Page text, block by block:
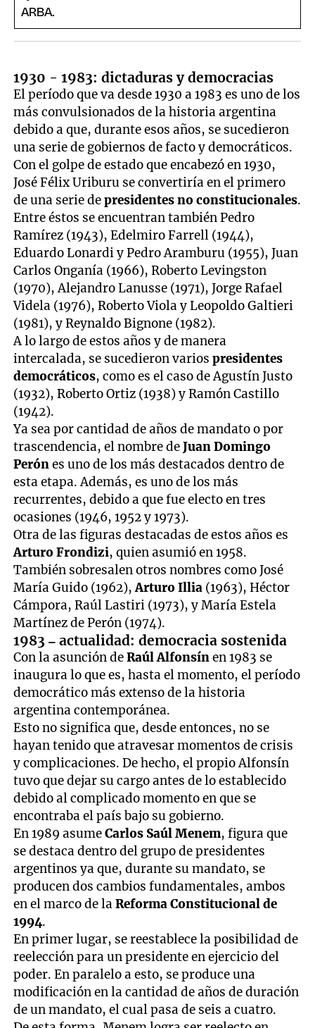
1930 - 1983: dictaduras y democracias
El período que va desde 1930 a 1983 es uno de los
más convulsionados de la historia argentina
debido a que, durante esos años, se sucedieron
una serie de gobiernos de facto y democráticos.
Con el golpe de estado que encabezó en 1930,
José Félix Uriburu se convertiría en el primero
de una serie depresidentes no constitucionales.
Entre éstos se encuentran también Pedro
Ramírez (1943), Edelmiro Farrell (1944),
Eduardo Lonardi y Pedro Aramburu (1955), Juan
Carlos Onganía (1966), Roberto Levingston
(1970), Alejandro Lanusse (1971), Jorge Rafael
Videla (1976), Roberto Viola y Leopoldo Galtieri
(1981), y Reynaldo Bignone (1982).
A lo largo de estos años y de manera
intercalada, se sucedieron variospresidentes
democráticos, como es el caso de Agustín Justo
(1932), Roberto Ortiz (1938) y Ramón Castillo
(1942).
Ya sea por cantidad de años de mandato o por
trascendencia, el nombre deJuan Domingo
Perónes uno de los más destacados dentro de
esta etapa. Además, es uno de los más
recurrentes, debido a que fue electo en tres
ocasiones (1946, 1952 y 1973).
Otra de las figuras destacadas de estos años es
Arturo Frondizi, quien asumió en 1958.
También sobresalen otros nombres como José
María Guido (1962),Arturo Illia (1963), Héctor
Cámpora, Raúl Lastiri (1973), y María Estela
Martínez de Perón (1974).
1983 – actualidad: democracia sostenida
Con la asunción deRaúl Alfonsínen 1983 se
inaugura lo que es, hasta el momento, el período
democrático más extenso de la historia
argentina contemporánea.
Esto no significa que, desde entonces, no se
hayan tenido que atravesar momentos de crisis
y complicaciones. De hecho, el propio Alfonsín
tuvo que dejar su cargo antes de lo establecido
debido al complicado momento en que se
encontraba el país bajo su gobierno.
En 1989 asumeCarlos Saúl Menem, figura que
se destaca dentro del grupo de presidentes
argentinos ya que, durante su mandato, se
producen dos cambios fundamentales, ambos
en el marco de laReforma Constitucional de
1994.
En primer lugar, se reestablece la posibilidad de
reelección para un presidente en ejercicio del
poder. En paralelo a esto, se produce una
modificación en la cantidad de años de duración
de un mandato, el cual pasa de seis a cuatro.